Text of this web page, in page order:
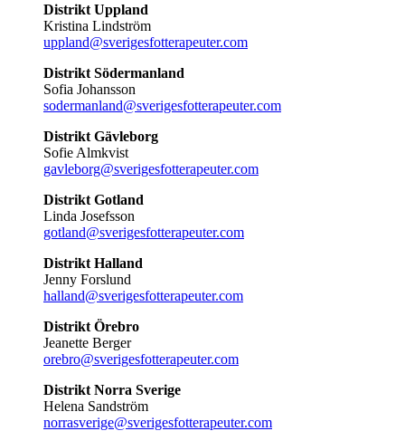
Distrikt Uppland
Kristina Lindström
uppland@sverigesfotterapeuter.com
Distrikt Södermanland
Sofia Johansson
sodermanland@sverigesfotterapeuter.com
Distrikt Gävleborg
Sofie Almkvist
gavleborg@sverigesfotterapeuter.com
Distrikt Gotland
Linda Josefsson
gotland@sverigesfotterapeuter.com
Distrikt Halland
Jenny Forslund
halland@sverigesfotterapeuter.com
Distrikt Örebro
Jeanette Berger
orebro@sverigesfotterapeuter.com
Distrikt Norra Sverige
Helena Sandström
norrasverige@sverigesfotterapeuter.com